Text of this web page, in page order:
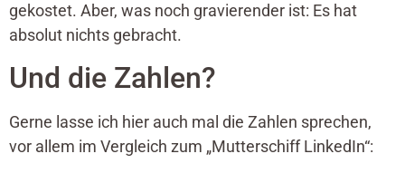
gekostet. Aber, was noch gravierender ist: Es hat
absolut nichts gebracht.
Und die Zahlen?
Gerne lasse ich hier auch mal die Zahlen sprechen,
vor allem im Vergleich zum „Mutterschiff LinkedIn“: